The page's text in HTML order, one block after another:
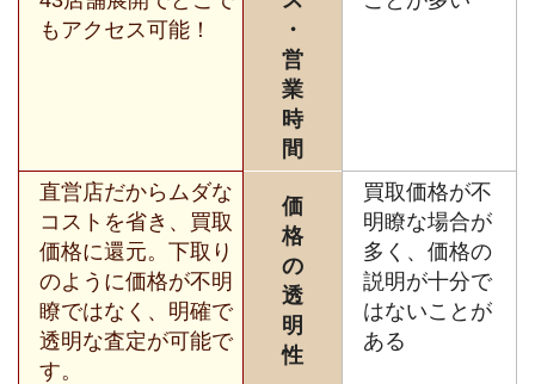
もアクセス可能！
・
営
業
時
間
直営店だからムダな
コストを省き、買取
価格に還元。下取り
のように価格が不明
瞭ではなく、明確で
透明な査定が可能で
す。
価
格
の
透
明
性
買取価格が不
明瞭な場合が
多く、価格の
説明が十分で
はないことが
ある